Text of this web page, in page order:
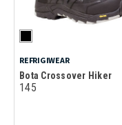
REFRIGIWEAR
Bota Crossover Hiker
145